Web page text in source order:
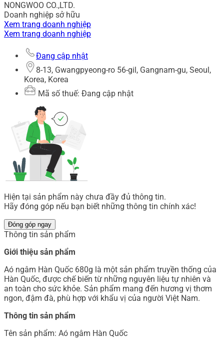
NONGWOO CO.,LTD.
Doanh nghiệp sở hữu
Xem trang doanh nghiệp
Xem trang doanh nghiệp
Đang cập nhật
8-13, Gwangpyeong-ro 56-gil, Gangnam-gu, Seoul,
Korea, Korea
Mã số thuế: Đang cập nhật
Hiện tại sản phẩm này chưa đầy đủ thông tin.
Hãy đóng góp nếu bạn biết những thông tin chính xác!
Đóng góp ngay
Thông tin sản phẩm
Giới thiệu sản phẩm
Aó ngâm Hàn Quốc 680g là một sản phẩm truyền thống của
Hàn Quốc, được chế biến từ những nguyên liệu tự nhiên và
an toàn cho sức khỏe. Sản phẩm mang đến hương vị thơm
ngon, đậm đà, phù hợp với khẩu vị của người Việt Nam.
Thông tin sản phẩm
Tên sản phẩm: Aó ngâm Hàn Quốc